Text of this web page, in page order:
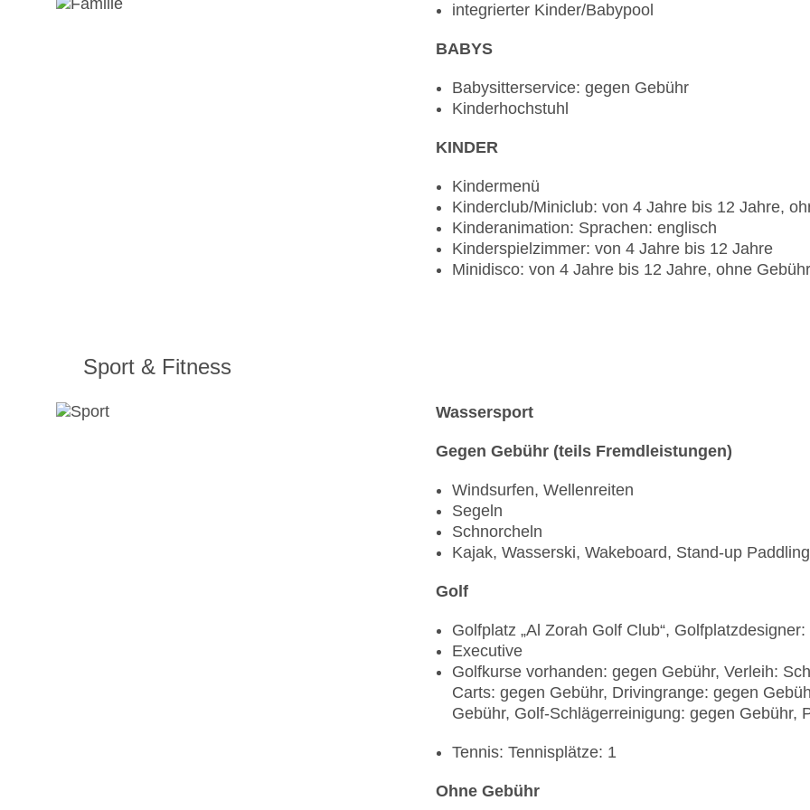
Swim up Bar „Salt & Sea“: wetterabhängig,
Bar „Xolo Sports Bar“: ab 21 Jahre, täglich 17:00
integrierter Kinder/Babypool
BABYS
Babysitterservice: gegen Gebühr
Kinderhochstuhl
KINDER
Kindermenü
Kinderclub/Miniclub: von 4 Jahre bis 12 Jahre,
Kinderanimation: Sprachen: englisch
Kinderspielzimmer: von 4 Jahre bis 12 Jahre
Minidisco: von 4 Jahre bis 12 Jahre, ohne Gebühr
Sport & Fitness
Wassersport
Gegen Gebühr (teils Fremdleistungen)
Windsurfen, Wellenreiten
Segeln
Schnorcheln
Kajak, Wasserski, Wakeboard, Stand-up
Golf
Golfplatz „Al Zorah Golf Club“,
Executive
Golfkurse vorhanden: gegen Gebühr, Verleih:
Carts: gegen Gebühr, Drivingrange: gegen
Gebühr, Golf-Schlägerreinigung: gegen Gebühr,
Tennis: Tennisplätze: 1
Ohne Gebühr